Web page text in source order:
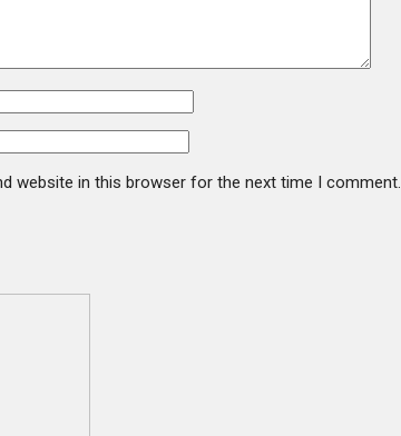
website in this browser for the next time I comment.